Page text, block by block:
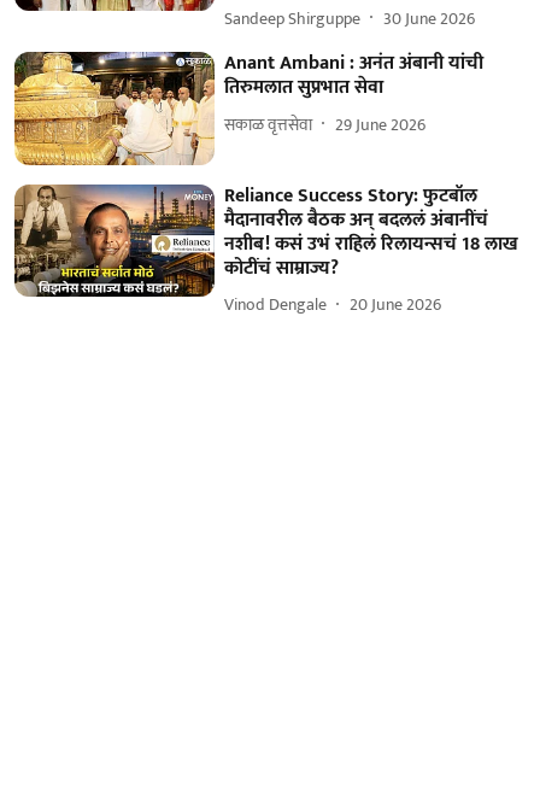
Sandeep Shirguppe 30 June 2026
Anant Ambani : अनंत अंबानी यांची
तिरुमलात सुप्रभात सेवा
सकाळ वृत्तसेवा 29 June 2026
Reliance Success Story: फुटबॉल
मैदानावरील बैठक अन् बदललं अंबानींचं
नशीब! कसं उभं राहिलं रिलायन्सचं 18 लाख
कोटींचं साम्राज्य?
Vinod Dengale 20 June 2026